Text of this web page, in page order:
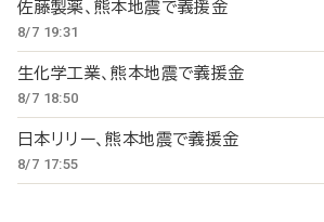
佐藤製薬、熊本地震で義援金
8/7 19:31
生化学工業、熊本地震で義援金
8/7 18:50
日本リリー、熊本地震で義援金
8/7 17:55